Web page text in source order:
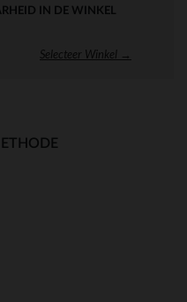
IN DE WINKEL
Selecteer Winkel →